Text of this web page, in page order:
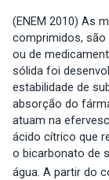
(ENEM 2010) As
comprimidos, são
ou de
sólida foi
estabilidade de
absorção do
atuam na
ácido cítrico que
o bicarbonato de
água. A partir do